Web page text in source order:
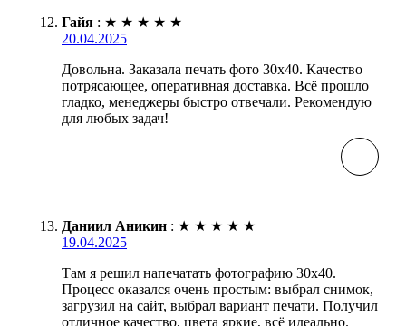
Гайя : ★ ★ ★ ★ ★
20.04.2025
Довольна. Заказала печать фото 30х40. Качество
потрясающее, оперативная доставка. Всё прошло
гладко, менеджеры быстро отвечали. Рекомендую
для любых задач!
Даниил Аникин : ★ ★ ★ ★ ★
19.04.2025
Там я решил напечатать фотографию 30х40.
Процесс оказался очень простым: выбрал снимок,
загрузил на сайт, выбрал вариант печати. Получил
отличное качество, цвета яркие, всё идеально.